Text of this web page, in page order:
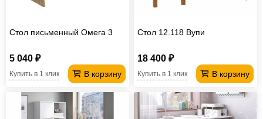
Стол письменный Омега 3
5 040 ₽
В корзину
Купить в 1 клик
Стол 12.118 Вупи
18 400 ₽
В корзину
Купить в 1 клик